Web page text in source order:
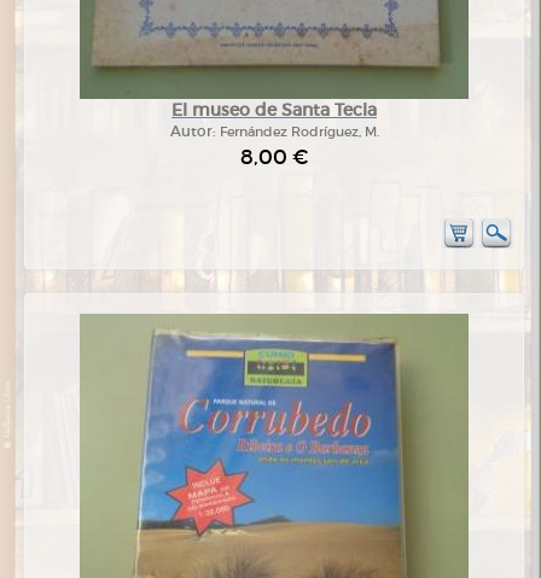
El museo de Santa Tecla
Autor: Fernández Rodríguez, M.
8,00 €